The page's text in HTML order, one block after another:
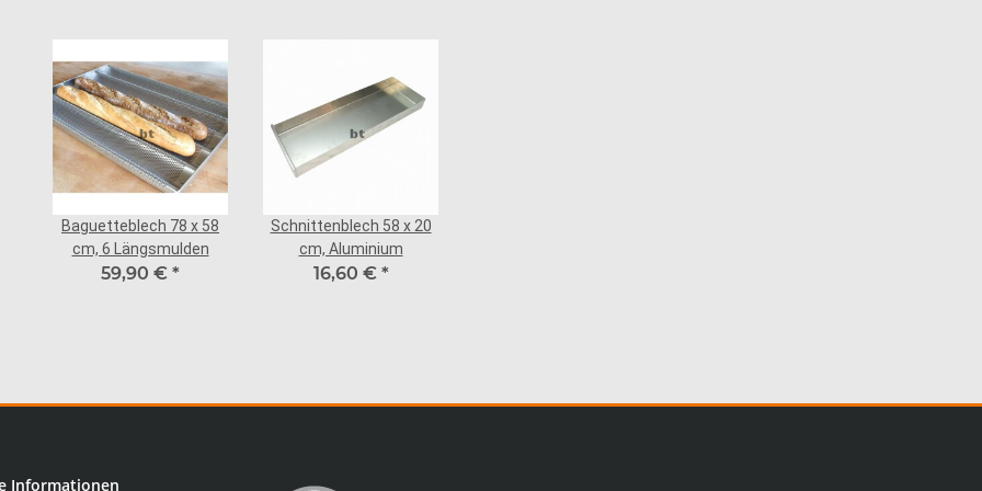
Baguetteblech 78 x 58
cm, 6 Längsmulden
59,90 € *
Schnittenblech 58 x 20
cm, Aluminium
16,60 € *
Informationen